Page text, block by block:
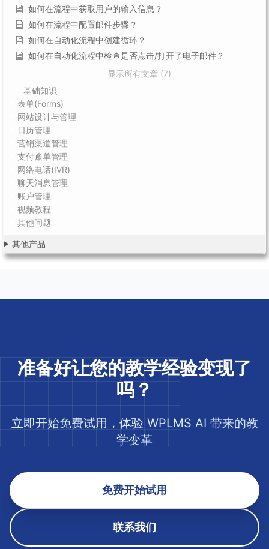
如何在流程中获取用户的输入信息？
如何在流程中配置邮件步骤？
如何在自动化流程中创建循环？
如何在自动化流程中检查是否点击/打开了电子邮件？
显示所有文章 (7)
基础知识
表单(Forms)
网站设计与管理
日历管理
营销渠道管理
支付账单管理
网络电话(IVR)
聊天消息管理
账户管理
视频教程
其他问题
其他产品
准备好让您的教学经验变现了
吗？
立即开始免费试用，体验 WPLMS AI 带来的教
学变革
免费开始试用
联系我们